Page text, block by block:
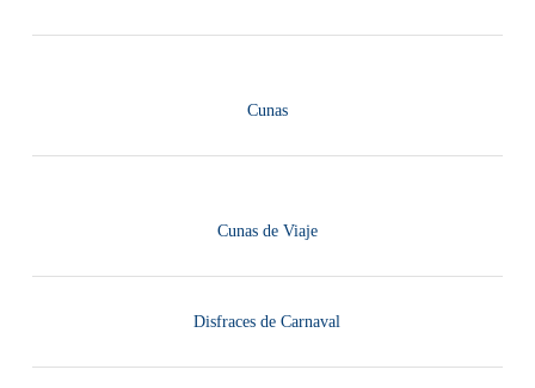
Cunas
Cunas de Viaje
Disfraces de Carnaval